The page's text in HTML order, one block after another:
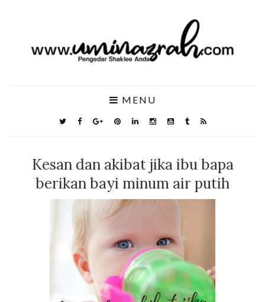
MENU
Kesan dan akibat jika ibu bapa
berikan bayi minum air putih